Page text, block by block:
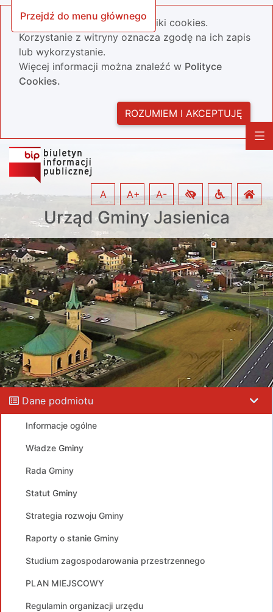
Przejdź do menu głównego
Nasza strona wykorzystuje pliki cookies.
Korzystanie z witryny oznacza zgodę na ich zapis
lub wykorzystanie.
Więcej informacji można znaleźć w Polityce
Cookies.
ROZUMIEM I AKCEPTUJĘ
Urząd Gminy Jasienica
A A+ A-
Dane podmiotu
Informacje ogólne
Władze Gminy
Rada Gminy
Statut Gminy
Strategia rozwoju Gminy
Raporty o stanie Gminy
Studium zagospodarowania przestrzennego
PLAN MIEJSCOWY
Regulamin organizacji urzędu